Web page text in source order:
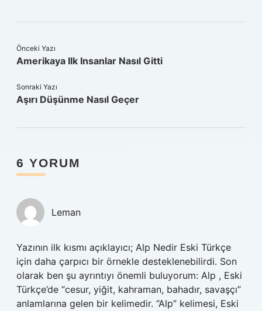
Önceki Yazı
Amerikaya Ilk Insanlar Nasıl Gitti
Sonraki Yazı
Aşırı Düşünme Nasıl Geçer
6 YORUM
Leman
Yazının ilk kısmı açıklayıcı; Alp Nedir Eski Türkçe
için daha çarpıcı bir örnekle desteklenebilirdi. Son
olarak ben şu ayrıntıyı önemli buluyorum: Alp , Eski
Türkçe’de “cesur, yiğit, kahraman, bahadır, savaşçı”
anlamlarına gelen bir kelimedir. “Alp” kelimesi, Eski